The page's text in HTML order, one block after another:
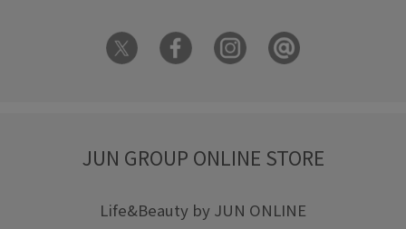
JUN GROUP ONLINE STORE
Life&Beauty by JUN ONLINE